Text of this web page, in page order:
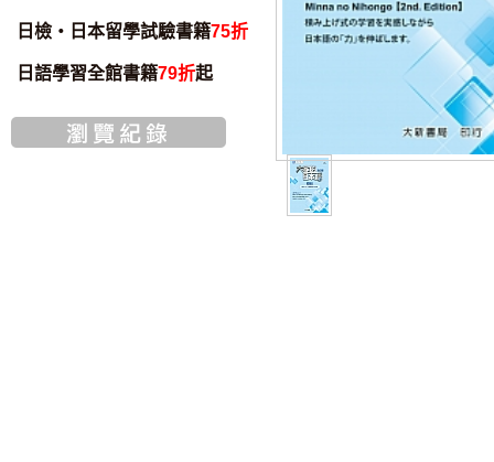
日檢・日本留學試驗書籍75折
日語學習全館書籍79折起